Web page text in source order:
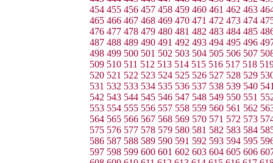
454 455 456 457 458 459 460 461 462 463
465 466 467 468 469 470 471 472 473 474
476 477 478 479 480 481 482 483 484 485
487 488 489 490 491 492 493 494 495 496
498 499 500 501 502 503 504 505 506 507
509 510 511 512 513 514 515 516 517 518
520 521 522 523 524 525 526 527 528 529
531 532 533 534 535 536 537 538 539 540
542 543 544 545 546 547 548 549 550 551
553 554 555 556 557 558 559 560 561 562
564 565 566 567 568 569 570 571 572 573
575 576 577 578 579 580 581 582 583 584
586 587 588 589 590 591 592 593 594 595
597 598 599 600 601 602 603 604 605 606